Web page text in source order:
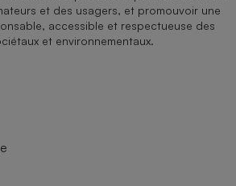
et des usagers, et promouvoir une
accessible et respectueuse des
et environnementaux.